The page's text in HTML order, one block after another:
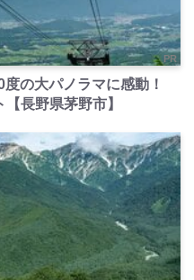
PR
の大パノラマに感動！
長野県茅野市】